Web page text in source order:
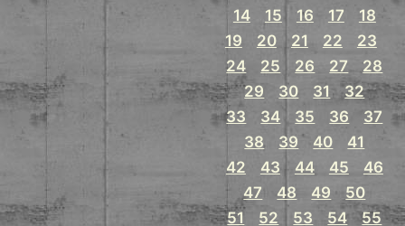
14
15 16 17
18
19
20 21 22
23
24
25 26 27
28
29
30 31
32
33
34 35 36
37
38
39 40
41
42
43 44 45
46
47
48 49
50
51
52 53 54
55